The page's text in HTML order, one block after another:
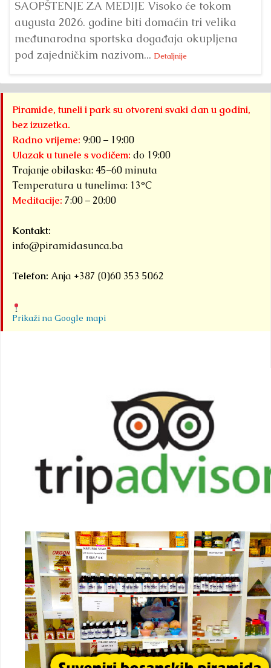
SAOPŠTENJE ZA MEDIJE Visoko će tokom
augusta 2026. godine biti domaćin tri velika
međunarodna sportska događaja okupljena
pod zajedničkim nazivom... Detaljnije
Piramide, tuneli i park su otvoreni svaki dan u godini,
bez izuzetka.
Radno vrijeme: 9:00 – 19:00
Ulazak u tunele s vodičem: do 19:00
Trajanje obilaska: 45–60 minuta
Temperatura u tunelima: 13°C
Meditacije: 7:00 – 20:00
Kontakt:
info@piramidasunca.ba
Telefon: Anja +387 (0)60 353 5062
Prikaži na Google mapi